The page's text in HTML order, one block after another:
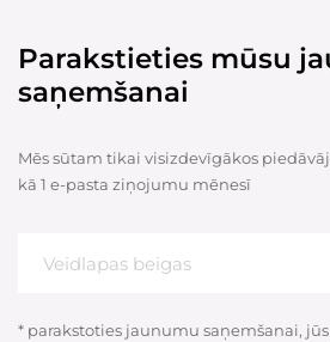
Parakstieties mūsu
saņemšanai
Mēs sūtam tikai visizdevīgākos
kā 1 e-pasta ziņojumu mēnesī
* parakstoties jaunumu saņemšanai,